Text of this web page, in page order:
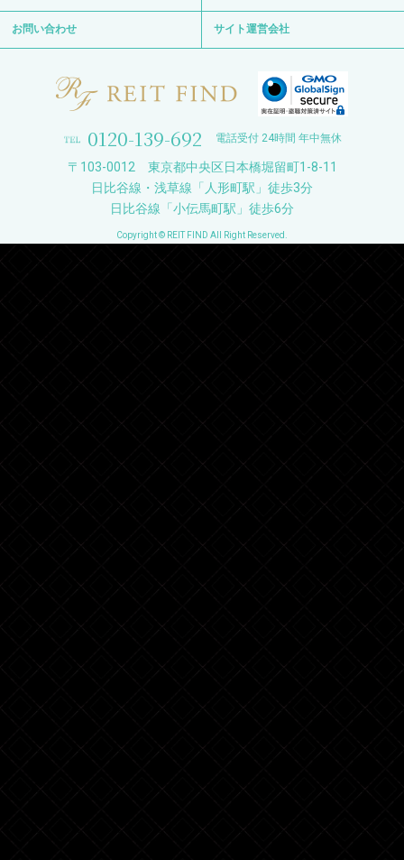
お問い合わせ サイト運営会社
0120-139-692 電話受付 24時間 年中無休
〒103-0012 東京都中央区日本橋堀留町1-8-11
日比谷線・浅草線「人形町駅」徒歩3分
日比谷線「小伝馬町駅」徒歩6分
Copyright © REIT FIND All Right Reserved.